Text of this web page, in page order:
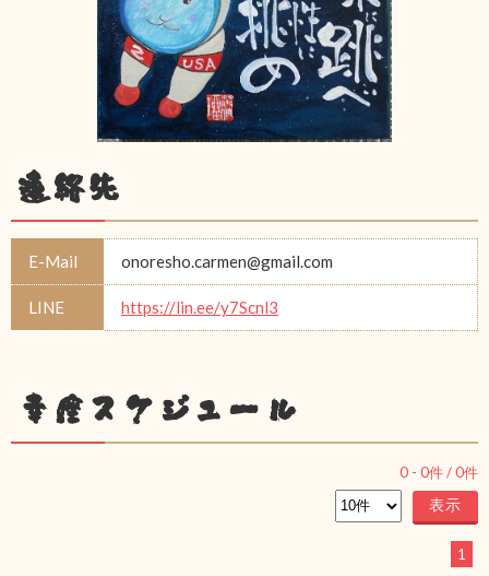
連絡先
E-Mail onoresho.carmen@gmail.com
LINE https://lin.ee/y7Scnl3
幸座スケジュール
0 - 0件 /0件
1